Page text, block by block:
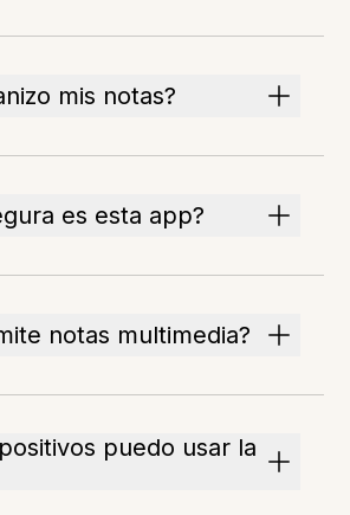
mis notas?
es esta app?
notas multimedia?
puedo usar la